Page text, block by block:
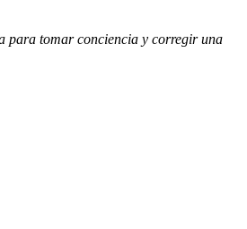
para tomar conciencia y corregir una